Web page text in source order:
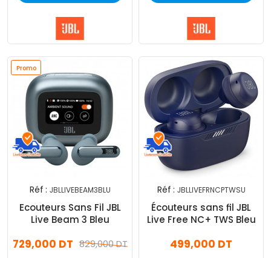
Promo
Réf : JBLLIVEBEAM3BLU
Ecouteurs Sans Fil JBL
Live Beam 3 Bleu
829,000 DT
729,000 DT
Réf : JBLLIVEFRNCPTWSU
Écouteurs sans fil JBL
Live Free NC+ TWS Bleu
499,000 DT